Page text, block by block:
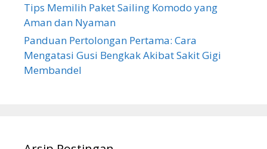
Tips Memilih Paket Sailing Komodo yang
Aman dan Nyaman
Panduan Pertolongan Pertama: Cara
Mengatasi Gusi Bengkak Akibat Sakit Gigi
Membandel